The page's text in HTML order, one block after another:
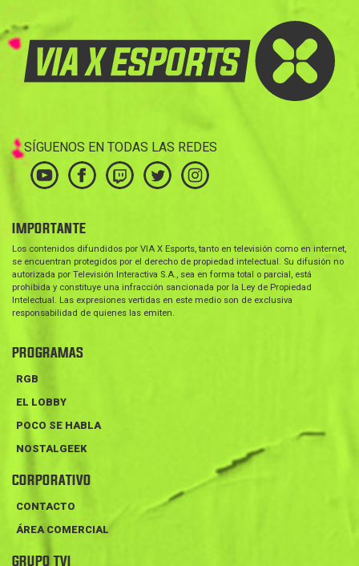
SÍGUENOS EN TODAS LAS REDES
IMPORTANTE
Los contenidos difundidos por VIA X Esports, tanto en televisión como en internet,
se encuentran protegidos por el derecho de propiedad intelectual. Su difusión no
autorizada por Televisión Interactiva S.A., sea en forma total o parcial, está
prohibida y constituye una infracción sancionada por la Ley de Propiedad
Intelectual. Las expresiones vertidas en este medio son de exclusiva
responsabilidad de quienes las emiten.
PROGRAMAS
RGB
EL LOBBY
POCO SE HABLA
NOSTALGEEK
CORPORATIVO
CONTACTO
ÁREA COMERCIAL
GRUPO TVI